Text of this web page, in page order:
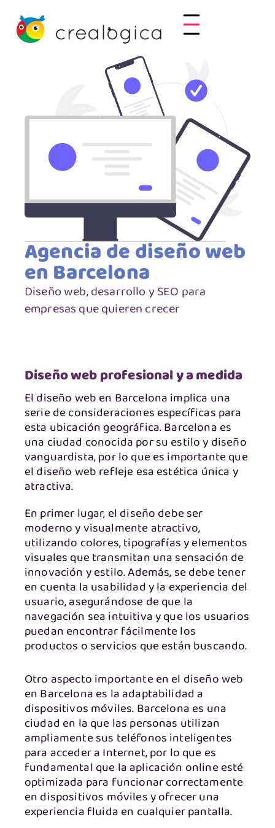
Agencia de diseño web
en Barcelona
Diseño web, desarrollo y SEO para
empresas que quieren crecer
Diseño web profesional y a medida
El diseño web en Barcelona implica una
serie de consideraciones específicas para
esta ubicación geográfica. Barcelona es
una ciudad conocida por su estilo y diseño
vanguardista, por lo que es importante que
el diseño web refleje esa estética única y
atractiva.
En primer lugar, el diseño debe ser
moderno y visualmente atractivo,
utilizando colores, tipografías y elementos
visuales que transmitan una sensación de
innovación y estilo. Además, se debe tener
en cuenta la usabilidad y la experiencia del
usuario, asegurándose de que la
navegación sea intuitiva y que los usuarios
puedan encontrar fácilmente los
productos o servicios que están buscando.
Otro aspecto importante en el diseño web
en Barcelona es la adaptabilidad a
dispositivos móviles. Barcelona es una
ciudad en la que las personas utilizan
ampliamente sus teléfonos inteligentes
para acceder a Internet, por lo que es
fundamental que la aplicación online esté
optimizada para funcionar correctamente
en dispositivos móviles y ofrecer una
experiencia fluida en cualquier pantalla.